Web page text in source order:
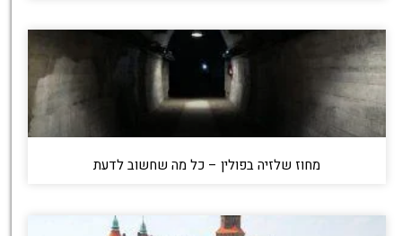
מחוז שלזיה בפולין – כל מה שחשוב לדעת